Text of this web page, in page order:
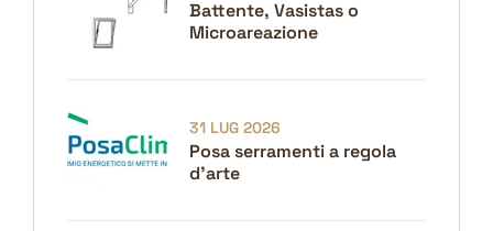
Battente, Vasistas o
Microareazione
31 LUG 2026
Posa serramenti a regola
d'arte